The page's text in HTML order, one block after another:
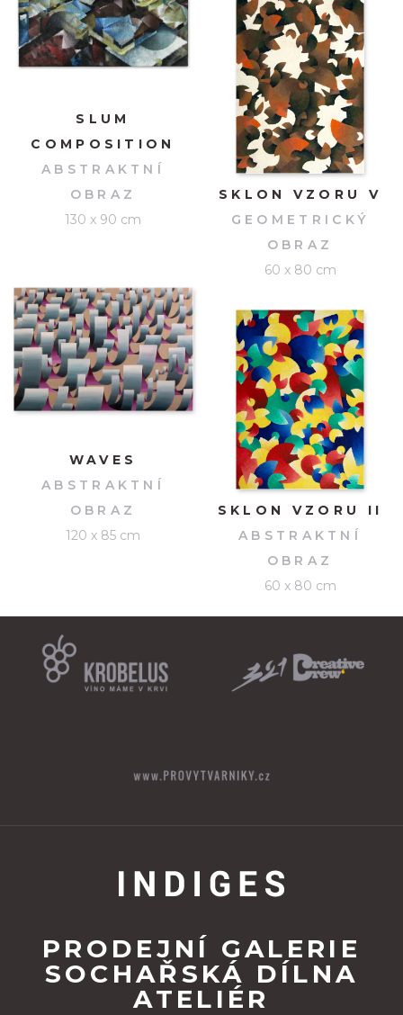
SLUM
COMPOSITION
ABSTRAKTNÍ
OBRAZ
130 x 90 cm
WAVES
ABSTRAKTNÍ
OBRAZ
120 x 85 cm
SKLON VZORU V
GEOMETRICKÝ
OBRAZ
60 x 80 cm
SKLON VZORU II
ABSTRAKTNÍ
OBRAZ
60 x 80 cm
PRODEJNÍ GALERIE
SOCHAŘSKÁ DÍLNA
ATELIÉR